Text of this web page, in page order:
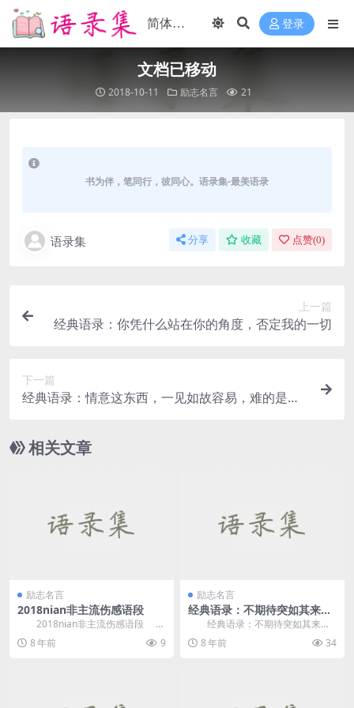
登录
文档已移动
2018-10-11 励志名言 21
书为伴，笔同行，彼同心。语录集-最美语录
语录集 分享 收藏 点赞(0)
上一篇
经典语录：你凭什么站在你的角度，否定我的一切
下一篇
经典语录：情意这东西，一见如故容易，难的是来
相关文章
励志名言
2018nian非主流伤感语段
2018nian非主流伤感语段
1、我们和洽吧我念he你拌嘴打骂
闹小脾性...
8 年前 9
励志名言
经典语录：不期待突如其来的
好运，只希望所有的努力终有
经典语录：不期待突如其来的
好运，只希望所有的努力终有回报
1、愿你所得过...
8 年前 34